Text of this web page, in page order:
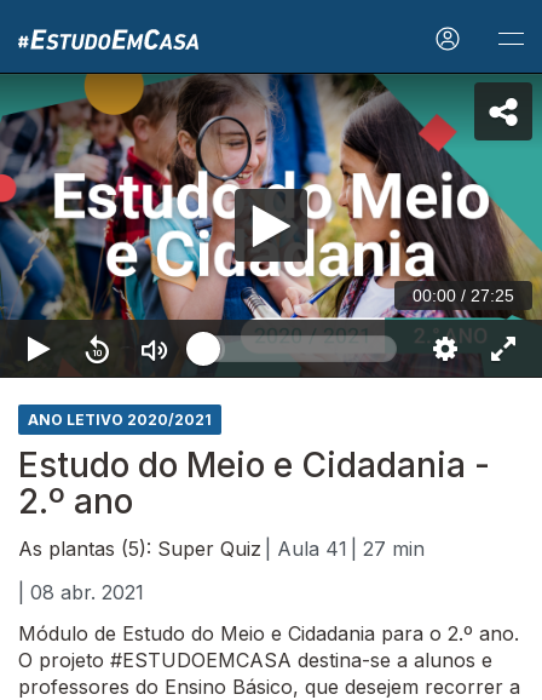
00:00 / 27:25
ANO LETIVO 2020/2021
Estudo do Meio e Cidadania -
2.º ano
As plantas (5): Super Quiz | Aula 41
| 27 min
| 08 abr. 2021
Módulo de Estudo do Meio e Cidadania para o 2.º ano.
O projeto #ESTUDOEMCASA destina-se a alunos e
professores do Ensino Básico, que desejem recorrer a